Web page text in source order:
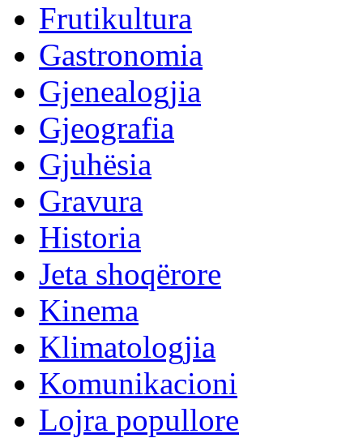
Frutikultura
Gastronomia
Gjenealogjia
Gjeografia
Gjuhësia
Gravura
Historia
Jeta shoqërore
Kinema
Klimatologjia
Komunikacioni
Lojra popullore